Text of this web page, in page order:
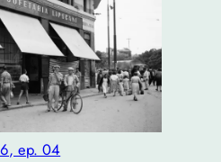
ep. 04